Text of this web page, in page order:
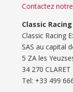
Contactez
Classic
Classic Racing
SAS au capital
5 ZA les
34 270 CLARET
Tel: ‭+33 499